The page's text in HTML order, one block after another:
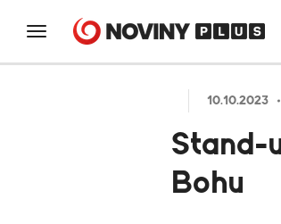
10.10.2023
Stand-
Bohu